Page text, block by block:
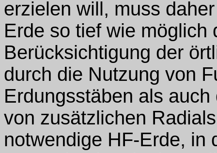
erzielen will, muss
Erde so tief wie möglich
Berücksichtigung der
durch die Nutzung von
Erdungsstäben als
von zusätzlichen
notwendige HF-Erde, in